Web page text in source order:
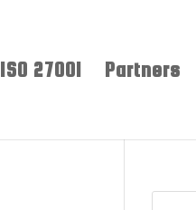
ISO 27001 Partners